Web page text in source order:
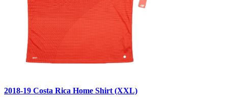
2018-19 Costa Rica Home Shirt (XXL)